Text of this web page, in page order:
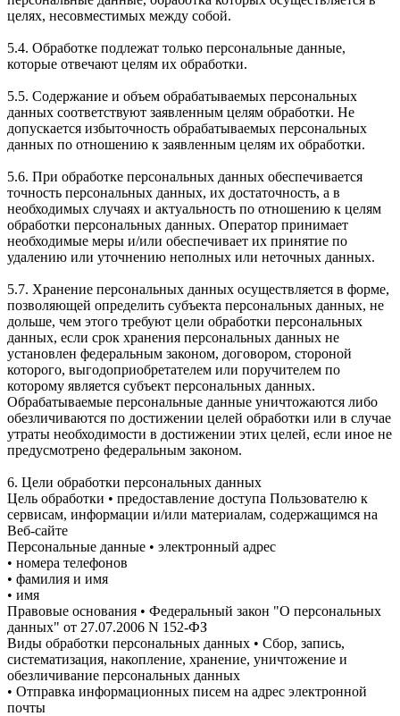
целях, несовместимых между собой.
5.4. Обработке подлежат только персональные данные,
которые отвечают целям их обработки.
5.5. Содержание и объем обрабатываемых персональных
данных соответствуют заявленным целям обработки. Не
допускается избыточность обрабатываемых персональных
данных по отношению к заявленным целям их обработки.
5.6. При обработке персональных данных обеспечивается
точность персональных данных, их достаточность, а в
необходимых случаях и актуальность по отношению к целям
обработки персональных данных. Оператор принимает
необходимые меры и/или обеспечивает их принятие по
удалению или уточнению неполных или неточных данных.
5.7. Хранение персональных данных осуществляется в форме,
позволяющей определить субъекта персональных данных, не
дольше, чем этого требуют цели обработки персональных
данных, если срок хранения персональных данных не
установлен федеральным законом, договором, стороной
которого, выгодоприобретателем или поручителем по
которому является субъект персональных данных.
Обрабатываемые персональные данные уничтожаются либо
обезличиваются по достижении целей обработки или в случае
утраты необходимости в достижении этих целей, если иное не
предусмотрено федеральным законом.
6. Цели обработки персональных данных
Цель обработки • предоставление доступа Пользователю к
сервисам, информации и/или материалам, содержащимся на
Веб-сайте
Персональные данные • электронный адрес
• номера телефонов
• фамилия и имя
• имя
Правовые основания • Федеральный закон "О персональных
данных" от 27.07.2006 N 152-ФЗ
Виды обработки персональных данных • Сбор, запись,
систематизация, накопление, хранение, уничтожение и
обезличивание персональных данных
• Отправка информационных писем на адрес электронной
почты